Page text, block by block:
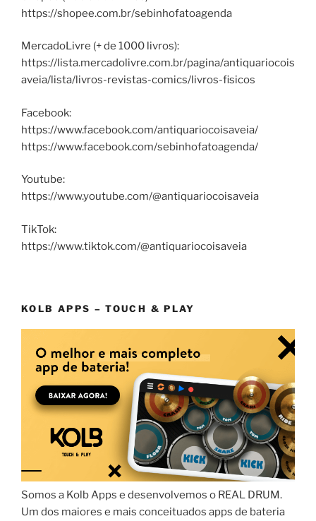
https://shopee.com.br/sebinhofatoagenda
MercadoLivre (+ de 1000 livros):
https://lista.mercadolivre.com.br/pagina/antiquariocois
aveia/lista/livros-revistas-comics/livros-fisicos
Facebook:
https://www.facebook.com/antiquariocoisaveia/
https://www.facebook.com/sebinhofatoagenda/
Youtube:
https://www.youtube.com/@antiquariocoisaveia
TikTok:
https://www.tiktok.com/@antiquariocoisaveia
KOLB APPS – TOUCH & PLAY
Somos a Kolb Apps e desenvolvemos o REAL DRUM.
Um dos maiores e mais conceituados apps de bateria